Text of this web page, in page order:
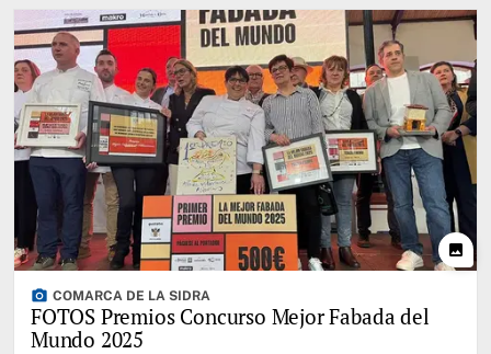
photo
photo_camera COMARCA DE LA SIDRA
FOTOS Premios Concurso Mejor Fabada del
Mundo 2025